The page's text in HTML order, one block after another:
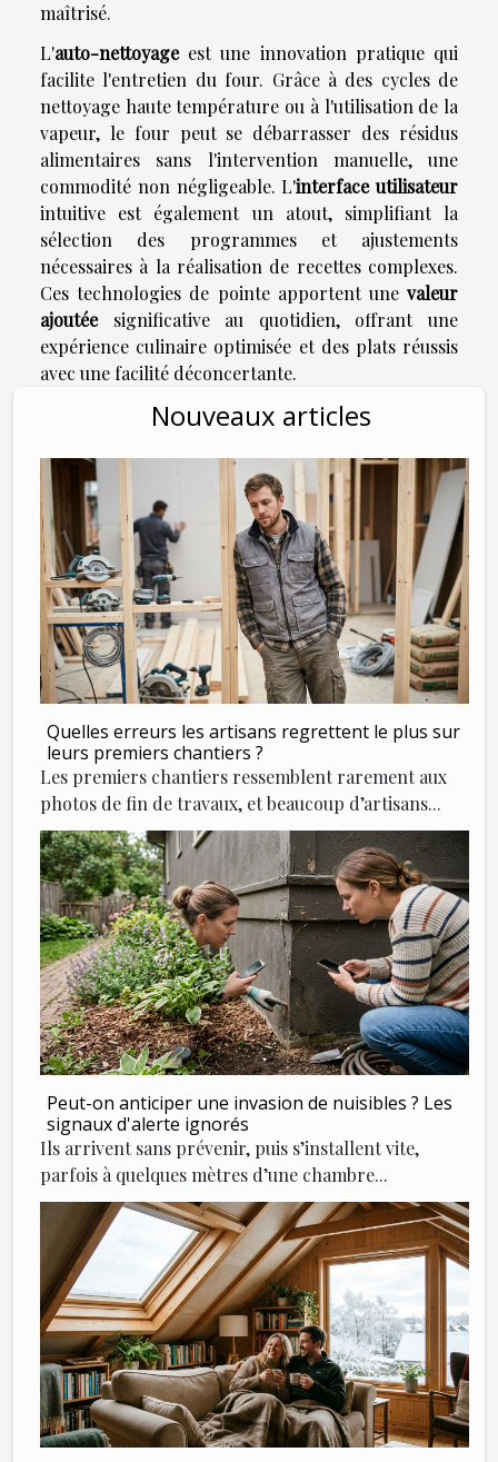
maîtrisé.
L'auto-nettoyageest une innovation pratique qui
facilite l'entretien du four. Grâce à des cycles de
nettoyage haute température ou à l'utilisation de la
vapeur, le four peut se débarrasser des résidus
alimentaires sans l'intervention manuelle, une
commodité non négligeable. L'interface utilisateur
intuitive est également un atout, simplifiant la
sélection des programmes et ajustements
nécessaires à la réalisation de recettes complexes.
Ces technologies de pointe apportent une valeur
ajoutéesignificative au quotidien, offrant une
expérience culinaire optimisée et des plats réussis
avec une facilité déconcertante.
Nouveaux articles
Quelles erreurs les artisans regrettent le plus sur
leurs premiers chantiers ?
Les premiers chantiers ressemblent rarement aux
photos de fin de travaux, et beaucoup d’artisans...
Peut-on anticiper une invasion de nuisibles ? Les
signaux d'alerte ignorés
Ils arrivent sans prévenir, puis s’installent vite,
parfois à quelques mètres d’une chambre...